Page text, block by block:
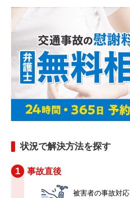
状況で解決方法を探す
1 事故直後
被害者の事故対応